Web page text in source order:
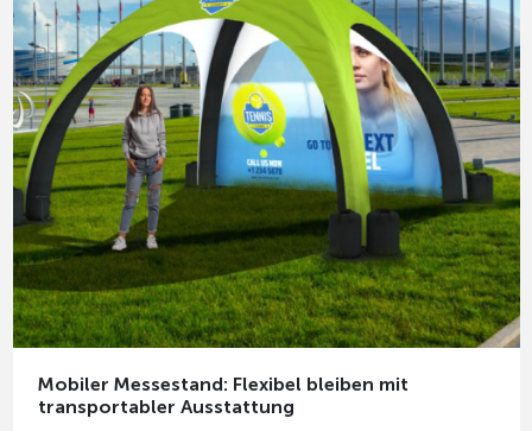
Mobiler Messestand: Flexibel bleiben mit
transportabler Ausstattung